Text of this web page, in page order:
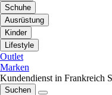
Schuhe
Ausrüstung
Kinder
Lifestyle
Outlet
Marken
Kundendienst in Frankreich
Suchen